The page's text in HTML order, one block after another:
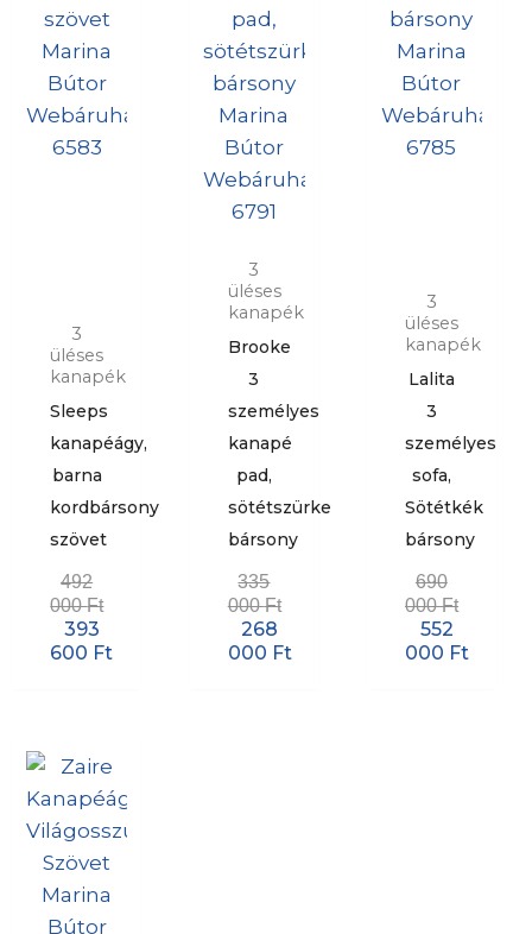
3
üléses
kanapék
Sleeps
kanapéágy,
barna
kordbársony
szövet
492
000Ft
393
600 Ft
3
üléses
kanapék
Brooke
3
személyes
kanapé
pad,
sötétszürke
bársony
335
000Ft
268
000 Ft
3
üléses
kanapék
Lalita
3
személyes
sofa,
Sötétkék
bársony
690
000Ft
552
000 Ft